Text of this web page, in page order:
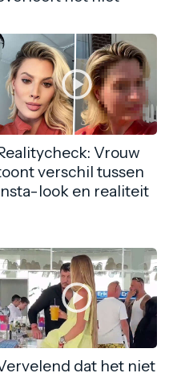
Vrouw
verschil tussen
look en realiteit
dat het niet